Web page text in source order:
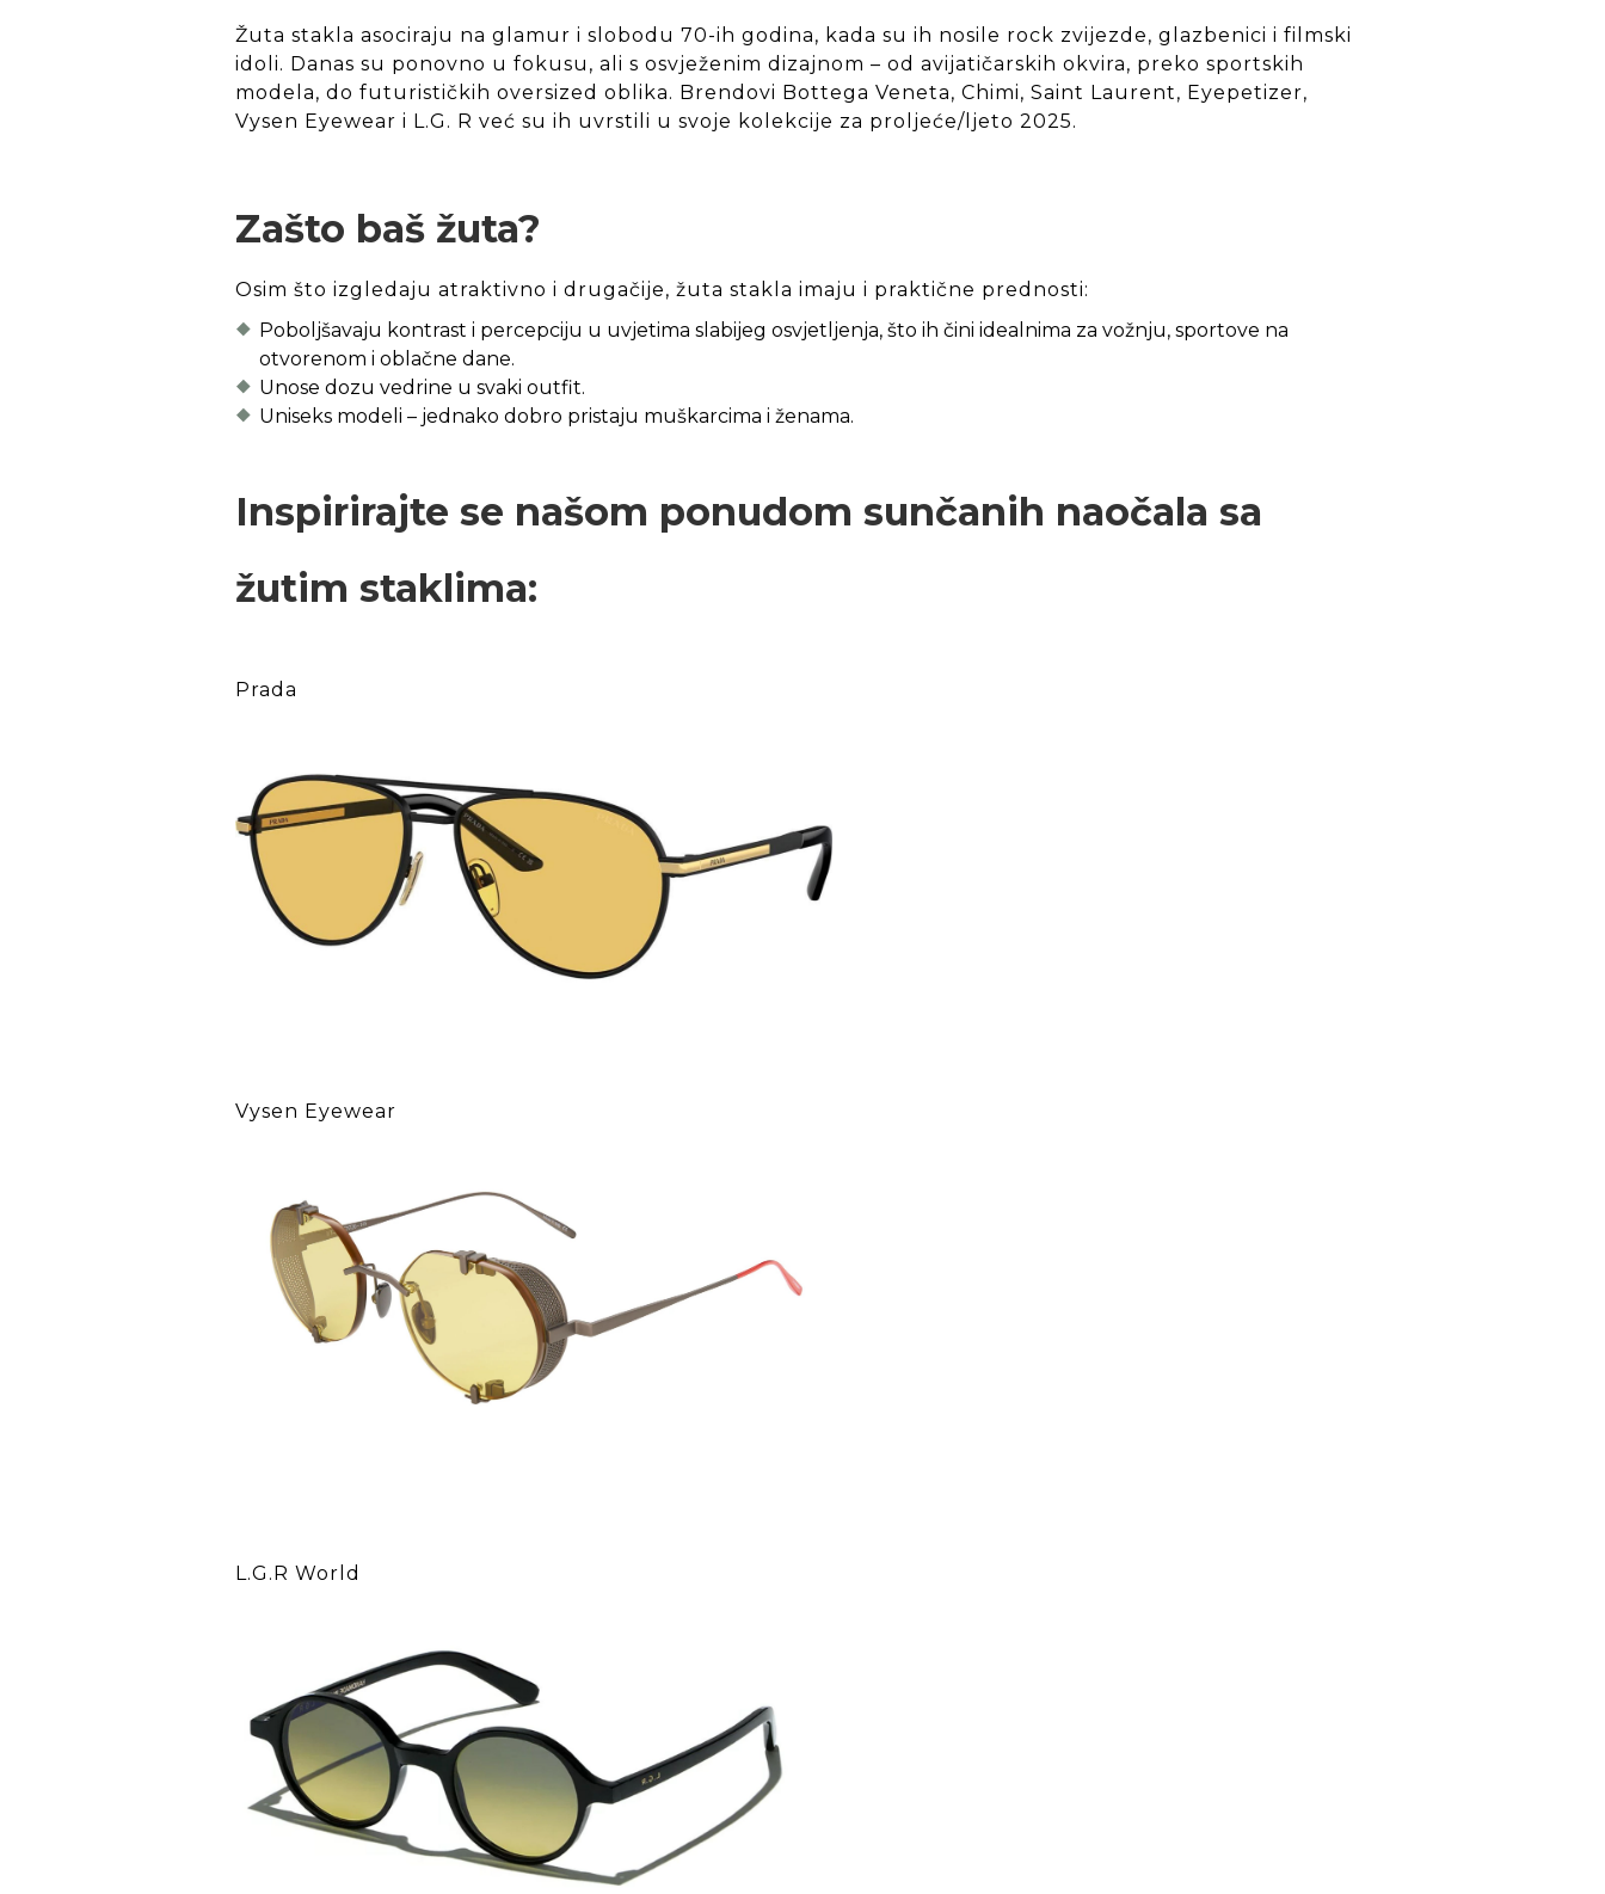
Žuta stakla asociraju na glamur i slobodu 70-ih godina, kada su ih nosile rock zvijezde, glazbenici i filmski
idoli. Danas su ponovno u fokusu, ali s osvježenim dizajnom – od avijatičarskih okvira, preko sportskih
modela, do futurističkih oversized oblika. Brendovi Bottega Veneta, Chimi, Saint Laurent, Eyepetizer,
Vysen Eyewear i L.G. R već su ih uvrstili u svoje kolekcije za proljeće/ljeto 2025.
Zašto baš žuta?
Osim što izgledaju atraktivno i drugačije, žuta stakla imaju i praktične prednosti:
Poboljšavaju kontrast i percepciju u uvjetima slabijeg osvjetljenja, što ih čini idealnima za vožnju, sportove na
otvorenom i oblačne dane.
Unose dozu vedrine u svaki outfit.
Uniseks modeli – jednako dobro pristaju muškarcima i ženama.
Inspirirajte se našom ponudom sunčanih naočala sa
žutim staklima:
Prada
Vysen Eyewear
L.G.R World